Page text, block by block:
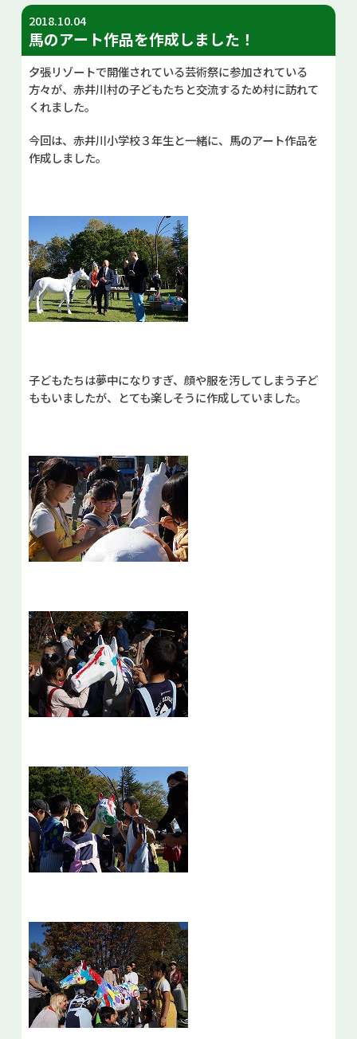
2018.10.04
馬のアート作品を作成しました！
夕張リゾートで開催されている芸術祭に参加されている
方々が、赤井川村の子どもたちと交流するため村に訪れて
くれました。
今回は、赤井川小学校３年生と一緒に、馬のアート作品を
作成しました。
子どもたちは夢中になりすぎ、顔や服を汚してしまう子ど
ももいましたが、とても楽しそうに作成していました。